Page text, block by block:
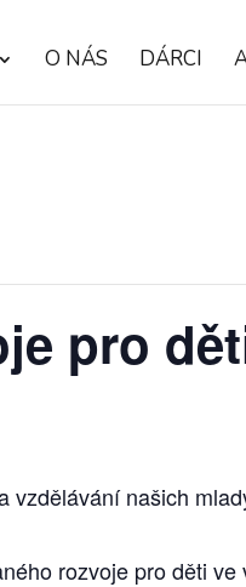
O NÁS DÁRCI
pro
vzdělávání našich
rozvoje pro děti ve